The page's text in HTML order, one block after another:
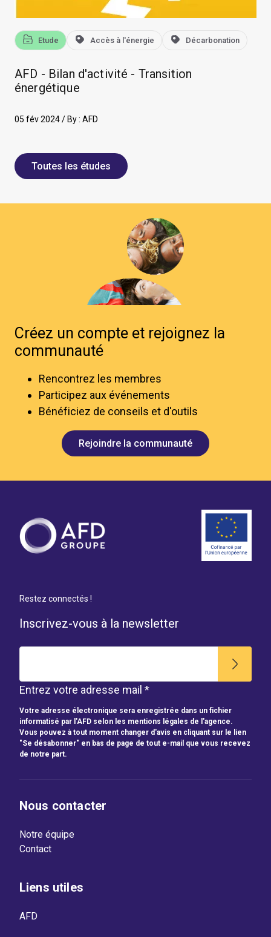
Etude Accès à l'énergie Décarbonation
AFD - Bilan d'activité - Transition
énergétique
05 fév 2024 / By : AFD
Toutes les études
Créez un compte et rejoignez la
communauté
Rencontrez les membres
Participez aux événements
Bénéficiez de conseils et d'outils
Rejoindre la communauté
Restez connectés !
Inscrivez-vous à la newsletter
Entrez votre adresse mail *
Votre adresse électronique sera enregistrée dans un fichier
informatisé par l'AFD selon les mentions légales de l'agence.
Vous pouvez à tout moment changer d'avis en cliquant sur le lien
"Se désabonner" en bas de page de tout e-mail que vous recevez
de notre part.
Nous contacter
Notre équipe
Contact
Liens utiles
AFD